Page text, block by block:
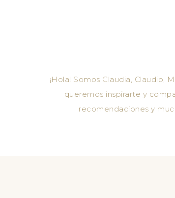
¡Hola! Somos Claudia, Claudio,
queremos inspirarte y
recomendaciones y